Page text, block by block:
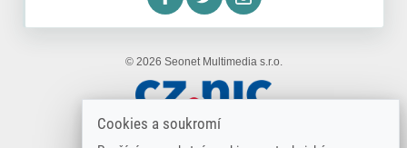
Cookies a soukromí
© 2026 Seonet Multimedia s.r.o.